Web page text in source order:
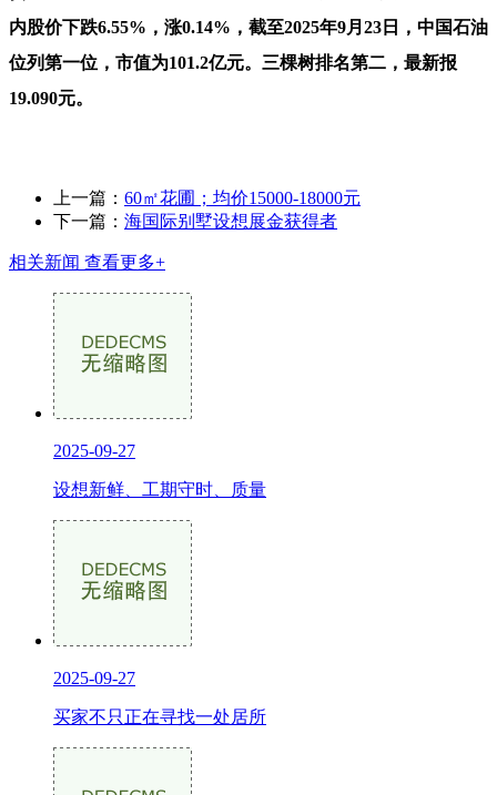
内股价下跌6.55%，涨0.14%，截至2025年9月23日，中国石油
位列第一位，市值为101.2亿元。三棵树排名第二，最新报
19.090元。
上一篇： 60㎡花圃；均价15000-18000元
下一篇： 海国际别墅设想展金获得者
相关新闻 查看更多+
2025-09-27
设想新鲜、工期守时、质量
2025-09-27
买家不只正在寻找一处居所